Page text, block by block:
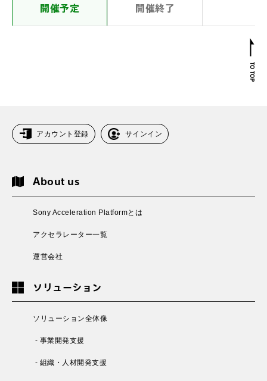
開催予定 開催終了
アカウント登録 サインイン
About us
Sony Acceleration Platformとは
アクセラレーター一覧
運営会社
ソリューション
ソリューション全体像
- 事業開発支援
- 組織・人材開発支援